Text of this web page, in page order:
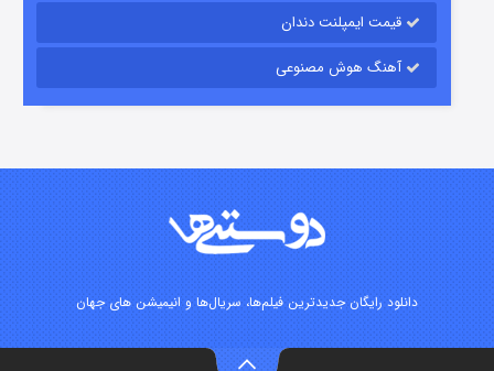
شوگر فصل ۲
قیمت ایمپلنت دندان
آهنگ هوش مصنوعی
دانلود رایگان جدیدترین فیلم‌ها، سریال‌ها و انیمیشن های جهان